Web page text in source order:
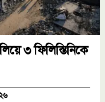
৩ ফিলিস্তিনিকে